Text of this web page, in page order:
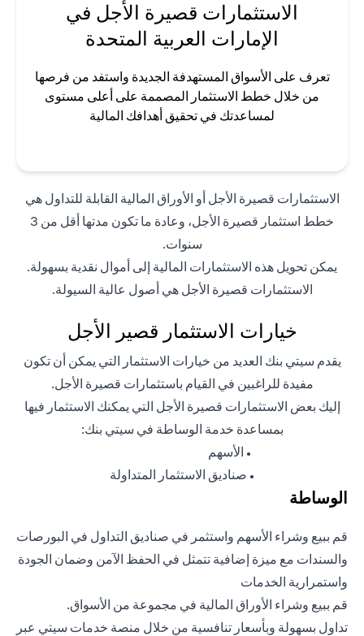
الاستثمارات قصيرة الأجل في
الإمارات العربية المتحدة
تعرف على الأسواق المستهدفة الجديدة واستفد من فرصها
من خلال خطط الاستثمار المصممة على أعلى مستوى
لمساعدتك في تحقيق أهدافك المالية
الاستثمارات قصيرة الأجل أو الأوراق المالية القابلة للتداول هي
خطط استثمار قصيرة الأجل، وعادة ما تكون مدتها أقل من 3
سنوات.
يمكن تحويل هذه الاستثمارات المالية إلى أموال نقدية بسهولة.
الاستثمارات قصيرة الأجل هي أصول عالية السيولة.
خيارات الاستثمار قصير الأجل
يقدم سيتي بنك العديد من خيارات الاستثمار التي يمكن أن تكون
مفيدة للراغبين في القيام باستثمارات قصيرة الأجل.
إليك بعض الاستثمارات قصيرة الأجل التي يمكنك الاستثمار فيها
بمساعدة خدمة الوساطة في سيتي بنك:
● الأسهم
● صناديق الاستثمار المتداولة
الوساطة
قم ببيع وشراء الأسهم واستثمر في صناديق التداول في البورصات
والسندات مع ميزة إضافية تتمثل في الحفظ الآمن وضمان الجودة
واستمرارية الخدمات
قم ببيع وشراء الأوراق المالية في مجموعة من الأسواق.
تداول بسهولة وبأسعار تنافسية من خلال منصة خدمات سيتي عبر